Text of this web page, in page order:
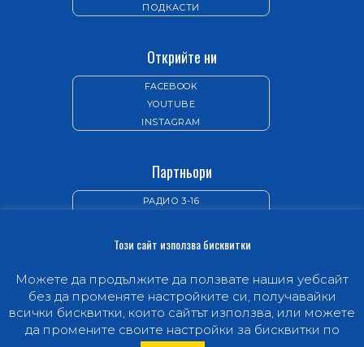
ПОДКАСТИ
Открийте ни
FACEBOOK
YOUTUBE
INSTAGRAM
Партньори
РАДИО 3-16
© 1997-2026 Hope Channel Bulgaria -Телевизията,
която ще промени живота ви.
Този сайт използва бисквитки
Можете да продължите да ползвате нашия уебсайт
без да променяте настройките си, получавайки
всички бисквитки, които сайтът използва, или можете
да промените своите настройки за бисквитки по